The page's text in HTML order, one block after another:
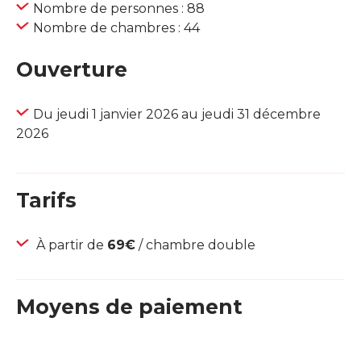
Nombre de personnes : 88
Nombre de chambres : 44
Ouverture
Du jeudi 1 janvier 2026 au jeudi 31 décembre
2026
Tarifs
À partir de 69€ / chambre double
Moyens de paiement